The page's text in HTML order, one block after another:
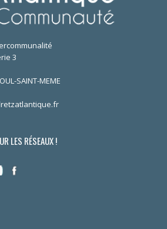
3
SAINT-MEME
LES RÉSEAUX !